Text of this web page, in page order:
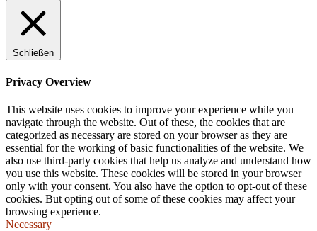
Schließen
Privacy Overview
This website uses cookies to improve your experience while you
navigate through the website. Out of these, the cookies that are
categorized as necessary are stored on your browser as they are
essential for the working of basic functionalities of the website. We
also use third-party cookies that help us analyze and understand how
you use this website. These cookies will be stored in your browser
only with your consent. You also have the option to opt-out of these
cookies. But opting out of some of these cookies may affect your
browsing experience.
Necessary